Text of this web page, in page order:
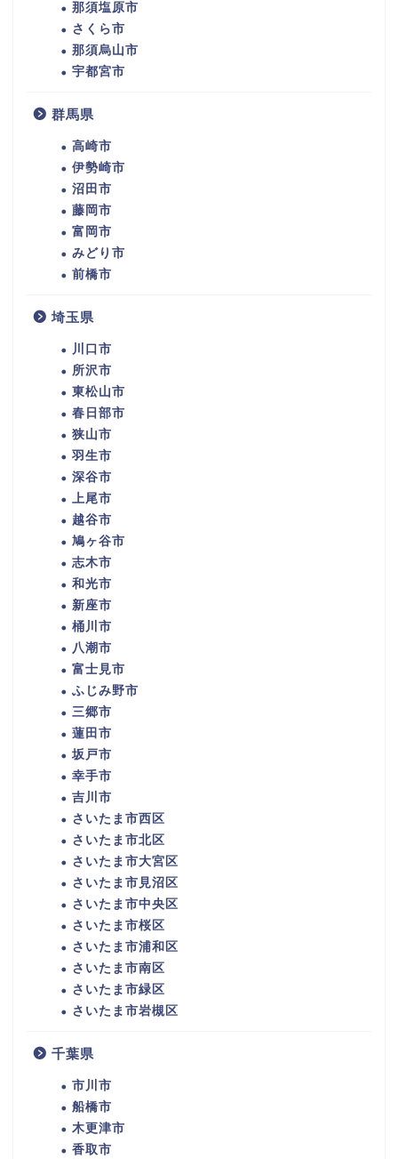
那須塩原市
さくら市
那須烏山市
宇都宮市
群馬県
高崎市
伊勢崎市
沼田市
藤岡市
富岡市
みどり市
前橋市
埼玉県
川口市
所沢市
東松山市
春日部市
狭山市
羽生市
深谷市
上尾市
越谷市
鳩ヶ谷市
志木市
和光市
新座市
桶川市
八潮市
富士見市
ふじみ野市
三郷市
蓮田市
坂戸市
幸手市
吉川市
さいたま市西区
さいたま市北区
さいたま市大宮区
さいたま市見沼区
さいたま市中央区
さいたま市桜区
さいたま市浦和区
さいたま市南区
さいたま市緑区
さいたま市岩槻区
千葉県
市川市
船橋市
木更津市
香取市